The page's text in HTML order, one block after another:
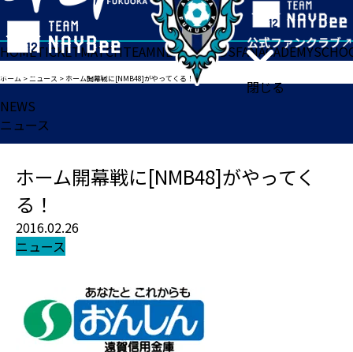
閉じる
HOMETICKETMATCHTEAMNEWSGOODSFANACADEMY
ホーム >ニュース > ホーム開幕戦に[NMB48]がやってくる！
NEWS
ニュース
ホーム開幕戦に[NMB48]がやってく
る！
2016.02.26
ニュース